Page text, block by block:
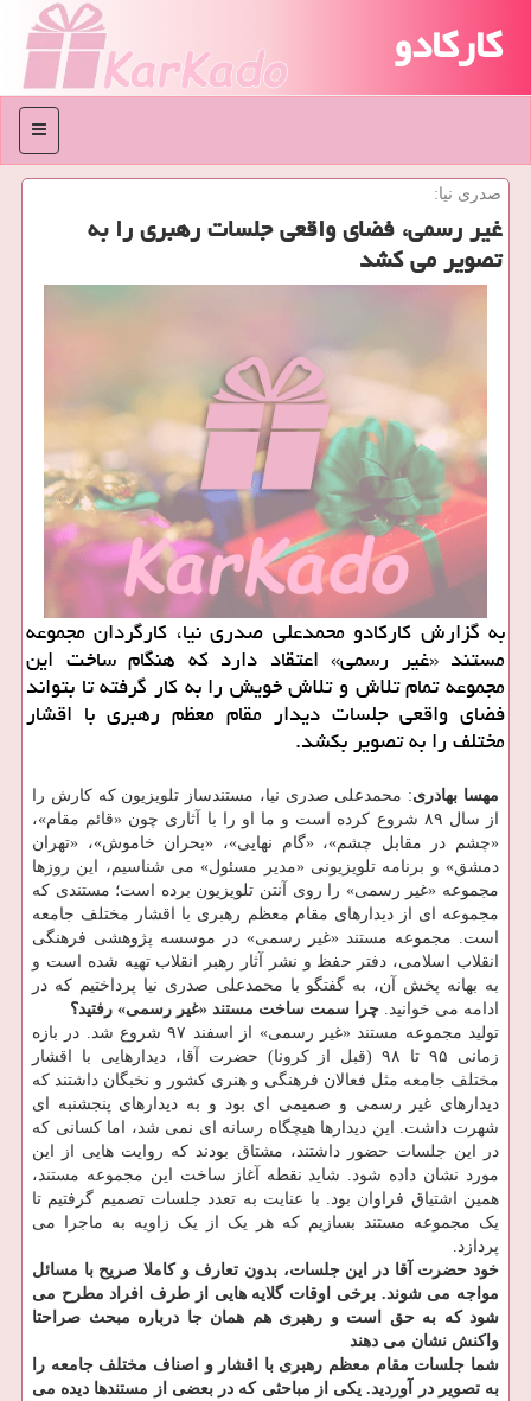
کارکادو
منو
صدری نیا:
غیر رسمی، فضای واقعی جلسات رهبری را به
تصویر می كشد
به گزارش کارکادو محمدعلی صدری نیا، کارگردان مجموعه
مستند «غیر رسمی» اعتقاد دارد که هنگام ساخت این
مجموعه تمام تلاش و تلاش خویش را به کار گرفته تا بتواند
فضای واقعی جلسات دیدار مقام معظم رهبری با اقشار
مختلف را به تصویر بکشد.
مهسا بهادری: محمدعلی صدری نیا، مستندساز تلویزیون که کارش را
از سال ۸۹ شروع کرده است و ما او را با آثاری چون «قائم مقام»،
«چشم در مقابل چشم»، «گام نهایی»، «بحران خاموش»، «تهران
دمشق» و برنامه تلویزیونی «مدیر مسئول» می شناسیم، این روزها
مجموعه «غیر رسمی» را روی آنتن تلویزیون برده است؛ مستندی که
مجموعه ای از دیدارهای مقام معظم رهبری با اقشار مختلف جامعه
است. مجموعه مستند «غیر رسمی» در موسسه پژوهشی فرهنگی
انقلاب اسلامی، دفتر حفظ و نشر آثار رهبر انقلاب تهیه شده است و
به بهانه پخش آن، به گفتگو با محمدعلی صدری نیا پرداختیم که در
ادامه می خوانید. چرا سمت ساخت مستند «غیر رسمی» رفتید؟
تولید مجموعه مستند «غیر رسمی» از اسفند ۹۷ شروع شد. در بازه
زمانی ۹۵ تا ۹۸ (قبل از کرونا) حضرت آقا، دیدارهایی با اقشار
مختلف جامعه مثل فعالان فرهنگی و هنری کشور و نخبگان داشتند که
دیدارهای غیر رسمی و صمیمی ای بود و به دیدارهای پنجشنبه ای
شهرت داشت. این دیدارها هیچگاه رسانه ای نمی شد، اما کسانی که
در این جلسات حضور داشتند، مشتاق بودند که روایت هایی از این
مورد نشان داده شود. شاید نقطه آغاز ساخت این مجموعه مستند،
همین اشتیاق فراوان بود. با عنایت به تعدد جلسات تصمیم گرفتیم تا
یک مجموعه مستند بسازیم که هر یک از یک زاویه به ماجرا می
پردازد.
خود حضرت آقا در این جلسات، بدون تعارف و کاملا صریح با مسائل
مواجه می شوند. برخی اوقات گلایه هایی از طرف افراد مطرح می
شود که به حق است و رهبری هم همان جا درباره مبحث صراحتا
واکنش نشان می دهند
شما جلسات مقام معظم رهبری با اقشار و اصناف مختلف جامعه را
به تصویر در آوردید. یکی از مباحثی که در بعضی از مستندها دیده می